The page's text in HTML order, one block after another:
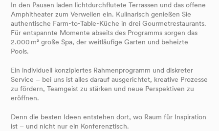
In den Pausen laden lichtdurchflutete Terrassen und das offene
Amphitheater zum Verweilen ein. Kulinarisch genießen Sie
authentische Farm-to-Table-Küche in drei Gourmetrestaurants.
Für entspannte Momente abseits des Programms sorgen das
2.000 m² große Spa, der weitläufige Garten und beheizte
Pools.
Ein individuell konzipiertes Rahmenprogramm und diskreter
Service – bei uns ist alles darauf ausgerichtet, kreative Prozesse
zu fördern, Teamgeist zu stärken und neue Perspektiven zu
eröffnen.
Denn die besten Ideen entstehen dort, wo Raum für Inspiration
ist – und nicht nur ein Konferenztisch.